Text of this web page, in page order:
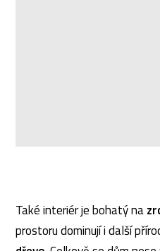
Také interiér je bohatý na
prostoru dominují i další